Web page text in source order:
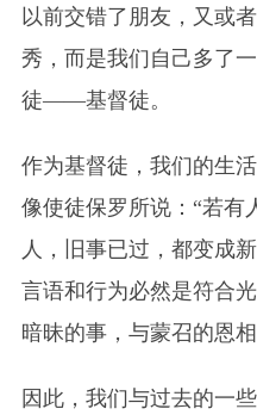
以前交错了朋友，又或
秀，而是我们自己多了
徒——基督徒。
作为基督徒，我们的生
像使徒保罗所说：“若有
人，旧事已过，都变成
言语和行为必然是符合
暗昧的事，与蒙召的恩相
因此，我们与过去的一